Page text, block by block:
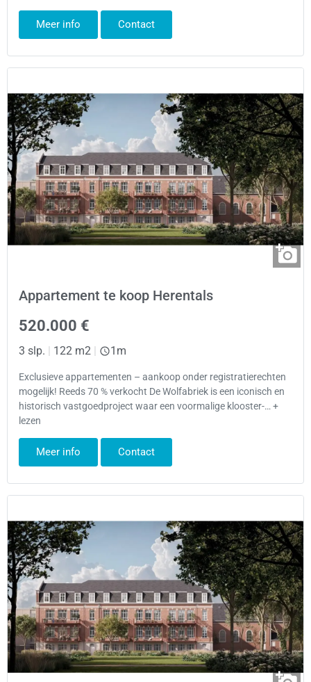
Meer info Contact
Appartement te koop Herentals
520.000 €
3 slp. 122 m2 1m
Exclusieve appartementen – aankoop onder registratierechten
mogelijk! Reeds 70 % verkocht De Wolfabriek is een iconisch en
historisch vastgoedproject waar een voormalige klooster-… +
lezen
Meer info Contact